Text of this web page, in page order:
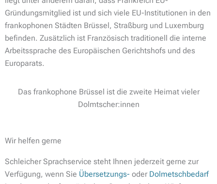
Gründungsmitglied ist und sich viele EU-Institutionen in den
frankophonen Städten Brüssel, Straßburg und Luxemburg
befinden. Zusätzlich ist Französisch traditionell die interne
Arbeitssprache des Europäischen Gerichtshofs und des
Europarats.
Das frankophone Brüssel ist die zweite Heimat vieler
Dolmtscher:innen
Wir helfen gerne
Schleicher Sprachservice steht Ihnen jederzeit gerne zur
Verfügung, wenn Sie Übersetzungs- oder Dolmetschbedarf